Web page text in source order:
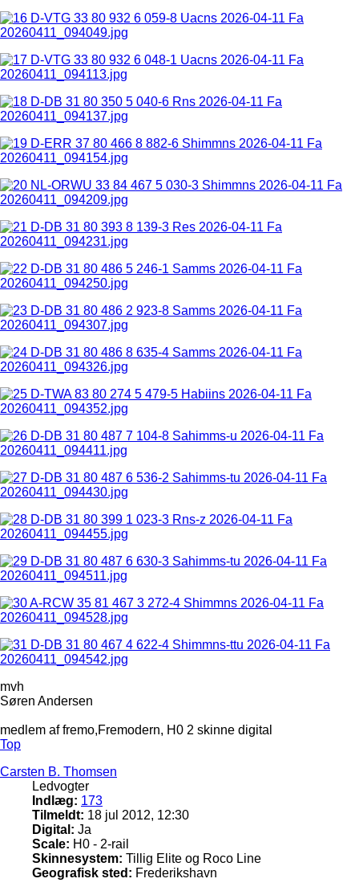
mvh
Søren Andersen
medlem af fremo,Fremodern, H0 2 skinne digital
Top
Carsten B. Thomsen
Ledvogter
Indlæg: 173
Tilmeldt: 18 jul 2012, 12:30
Digital: Ja
Scale: H0 - 2-rail
Skinnesystem: Tillig Elite og Roco Line
Geografisk sted: Frederikshavn